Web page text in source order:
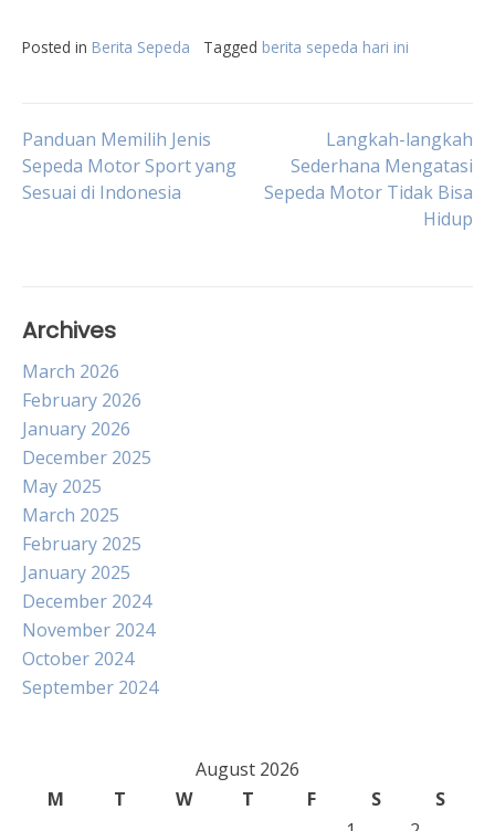
Posted in Berita Sepeda Tagged berita sepeda hari ini
Post
navigation
Panduan Memilih Jenis
Sepeda Motor Sport yang
Sesuai di Indonesia
Langkah-langkah
Sederhana Mengatasi
Sepeda Motor Tidak Bisa
Hidup
Archives
March 2026
February 2026
January 2026
December 2025
May 2025
March 2025
February 2025
January 2025
December 2024
November 2024
October 2024
September 2024
August 2026
M
T W T F S
S